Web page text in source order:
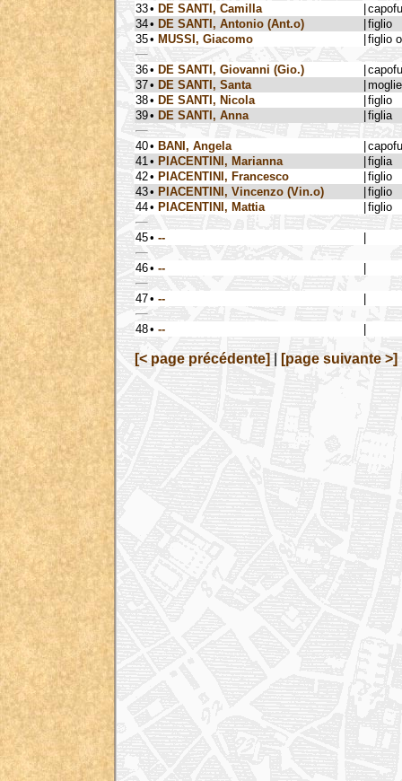
33• DE SANTI, Camilla
34• DE SANTI, Antonio (Ant.o)
figlio
35• MUSSI, Giacomo figlio
36• DE SANTI, Giovanni (Gio.)
37• DE SANTI, Santa
moglie
38• DE SANTI, Nicola
figlio
39• DE SANTI, Anna figlia
40• BANI, Angela
41 • PIACENTINI, Marianna
figlia
42• PIACENTINI, Francesco
figlio
43• PIACENTINI, Vincenzo (Vin.o)
figlio
44• PIACENTINI, Mattia figlio
45• --
46• --
47• --
48• --
[< page précédente] [page suivante >]